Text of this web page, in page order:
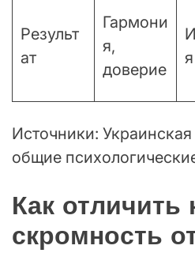
Результ
ат
Гармони
я,
доверие
я
Источники:
общие
Как
скромность